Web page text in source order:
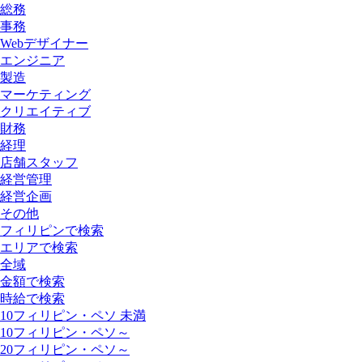
総務
事務
Webデザイナー
エンジニア
製造
マーケティング
クリエイティブ
財務
経理
店舗スタッフ
経営管理
経営企画
その他
フィリピンで検索
エリアで検索
全域
金額で検索
時給で検索
10フィリピン・ペソ 未満
10フィリピン・ペソ～
20フィリピン・ペソ～